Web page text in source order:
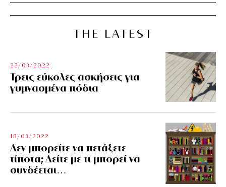
THE LATEST
22/03/2022
Τρεις εύκολες ασκήσεις για
γυμνασμένα πόδια
18/03/2022
Δεν μπορείτε να πετάξετε
τίποτα; Δείτε με τι μπορεί να
συνδέεται…